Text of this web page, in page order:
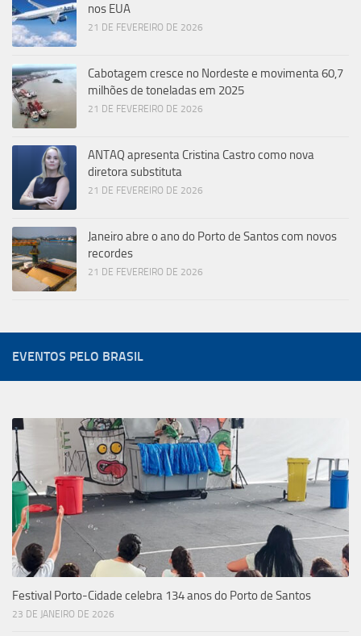
nos EUA
21 DE FEVEREIRO DE 2026
Cabotagem cresce no Nordeste e movimenta 60,7
milhões de toneladas em 2025
21 DE FEVEREIRO DE 2026
ANTAQ apresenta Cristina Castro como nova
diretora substituta
21 DE FEVEREIRO DE 2026
Janeiro abre o ano do Porto de Santos com novos
recordes
21 DE FEVEREIRO DE 2026
EVENTOS PELO BRASIL
Festival Porto-Cidade celebra 134 anos do Porto de Santos
23 DE JANEIRO DE 2026